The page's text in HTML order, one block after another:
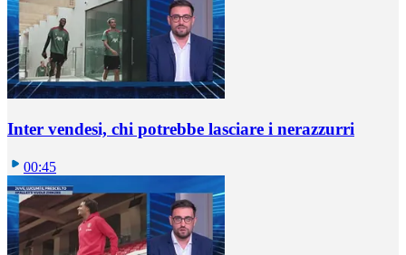
Inter vendesi, chi potrebbe lasciare i nerazzurri
00:45